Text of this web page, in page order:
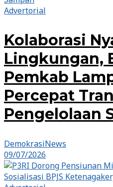
Advertorial
Kolaborasi
Lingkungan,
Pemkab
Percepat
Pengelolaan
DemokrasiNews
09/07/2026